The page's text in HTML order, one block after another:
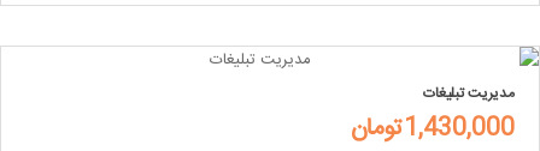
مدیریت تبلیغات
1,430,000تومان